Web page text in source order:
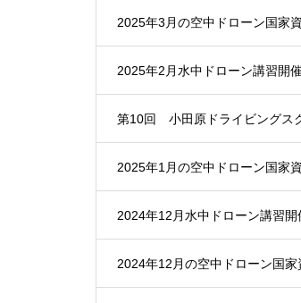
2025年3月の空中ドローン国家
2025年2月水中ドローン講習開
第10回 小田原ドライビングス
2025年1月の空中ドローン国家
2024年12月水中ドローン講習開
2024年12月の空中ドローン国